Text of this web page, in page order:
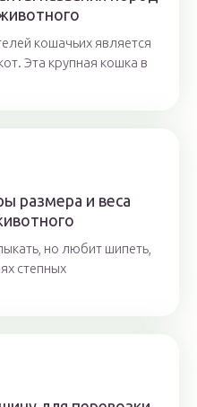
кошачьих является
Эта крупная кошка в
размера и веса
но любит шипеть,
степных